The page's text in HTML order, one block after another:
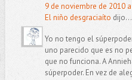
9 de noviembre de 2010
El niño desgraciaíto dijo...
Yo no tengo el
uno parecido que es no
que no funciona. A
súperpoder. En vez de